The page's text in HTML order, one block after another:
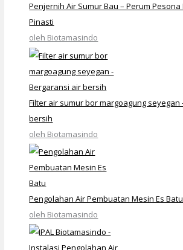
Penjernih Air Sumur Bau – Perum
Pinasti
oleh Biotamasindo
Filter air sumur bor margoagung seyegan
bersih
oleh Biotamasindo
Pengolahan Air Pembuatan Mesin Es Batu
oleh Biotamasindo